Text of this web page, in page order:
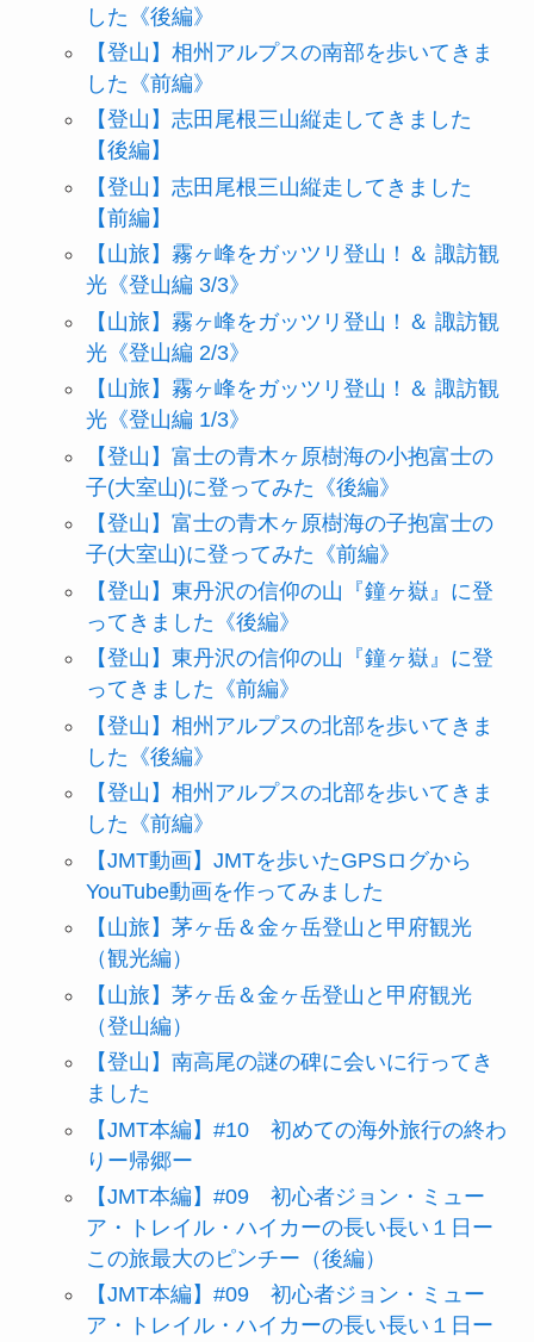
した《後編》
【登山】相州アルプスの南部を歩いてきま
した《前編》
【登山】志田尾根三山縦走してきました
【後編】
【登山】志田尾根三山縦走してきました
【前編】
【山旅】霧ヶ峰をガッツリ登山！＆ 諏訪観
光《登山編 3/3》
【山旅】霧ヶ峰をガッツリ登山！＆ 諏訪観
光《登山編 2/3》
【山旅】霧ヶ峰をガッツリ登山！＆ 諏訪観
光《登山編 1/3》
【登山】富士の青木ヶ原樹海の小抱富士の
子(大室山)に登ってみた《後編》
【登山】富士の青木ヶ原樹海の子抱富士の
子(大室山)に登ってみた《前編》
【登山】東丹沢の信仰の山『鐘ヶ嶽』に登
ってきました《後編》
【登山】東丹沢の信仰の山『鐘ヶ嶽』に登
ってきました《前編》
【登山】相州アルプスの北部を歩いてきま
した《後編》
【登山】相州アルプスの北部を歩いてきま
した《前編》
【JMT動画】JMTを歩いたGPSログから
YouTube動画を作ってみました
【山旅】茅ヶ岳＆金ヶ岳登山と甲府観光
（観光編）
【山旅】茅ヶ岳＆金ヶ岳登山と甲府観光
（登山編）
【登山】南高尾の謎の碑に会いに行ってき
ました
【JMT本編】#10 初めての海外旅行の終わ
りー帰郷ー
【JMT本編】#09 初心者ジョン・ミュー
ア・トレイル・ハイカーの長い長い１日ー
この旅最大のピンチー（後編）
【JMT本編】#09 初心者ジョン・ミュー
ア・トレイル・ハイカーの長い長い１日ー